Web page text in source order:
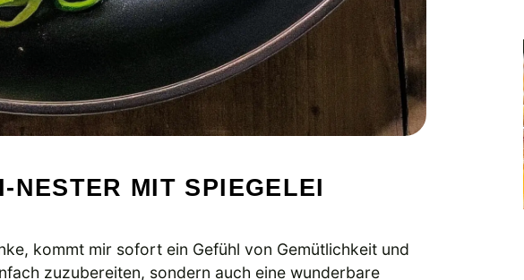
NESTER MIT SPIEGELEI
kommt mir sofort ein Gefühl von Gemütlichkeit und
zuzubereiten, sondern auch eine wunderbare